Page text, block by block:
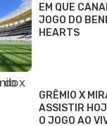
EM QUE
JOGO DO
HEARTS
GRÊMIO X
ASSISTIR
O JOGO AO